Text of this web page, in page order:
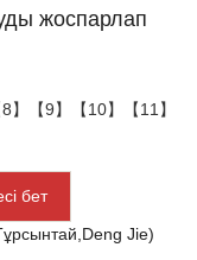
жоспарлап
8】 【9】 【10】
【11】
бет
Jie)